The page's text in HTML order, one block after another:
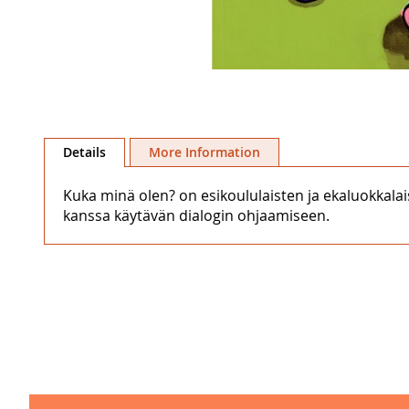
to
the
images
Details
Kuka minä olen? on esikoululaisten ja
kanssa käytävän dialogin ohjaamiseen.
More Information